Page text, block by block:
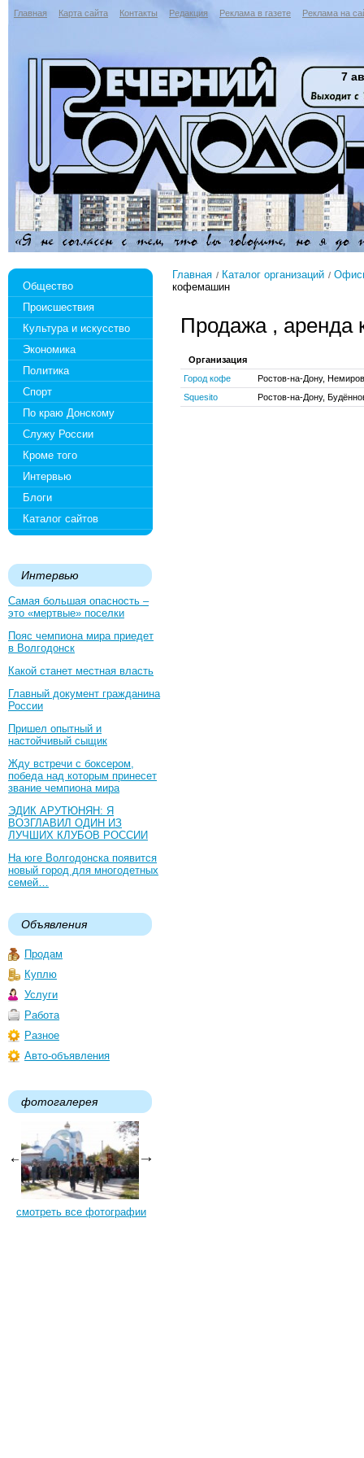
Главная Карта сайта Контакты Редакция Реклама в газете Реклама на
7
Общество
Происшествия
Культура и искусство
Экономика
Политика
Спорт
По краю Донскому
Служу России
Кроме того
Интервью
Блоги
Каталог сайтов
Интервью
Самая большая опасность –
это «мертвые» поселки
Пояс чемпиона мира приедет
в Волгодонск
Какой станет местная власть
Главный документ гражданина
России
Пришел опытный и
настойчивый сыщик
Жду встречи с боксером,
победа над которым принесет
звание чемпиона мира
ЭДИК АРУТЮНЯН: Я
ВОЗГЛАВИЛ ОДИН ИЗ
ЛУЧШИХ КЛУБОВ РОССИИ
На юге Волгодонска появится
новый город для многодетных
семей…
Объявления
Продам
Куплю
Услуги
Работа
Разное
Авто-объявления
фотогалерея
смотреть все фотографии
Главная Каталог организаций
кофемашин
Продажа ,
Организация
Город кофе
Ростов-на-Дону,
Squesito
Ростов-на-Дону,